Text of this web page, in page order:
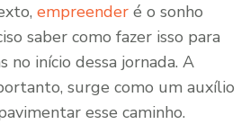
empreender é o sonho
saber como fazer isso para
no início dessa jornada. A
surge como um auxílio
esse caminho.